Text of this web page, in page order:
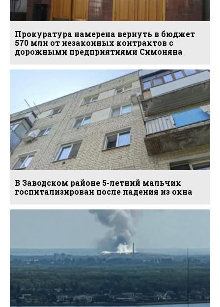
Прокуратура намерена вернуть в бюджет
570 млн от незаконных контрактов с
дорожными предприятиями Симоняна
В Заводском районе 5-летний мальчик
госпитализирован после падения из окна